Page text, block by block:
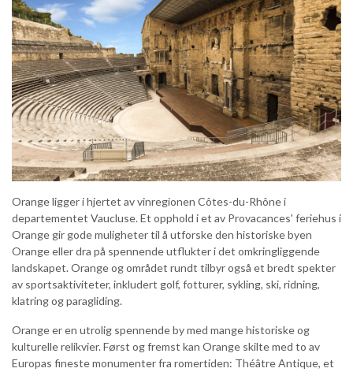
Orange ligger i hjertet av vinregionen Côtes-du-Rhône i
departementet Vaucluse. Et opphold i et av Provacances' feriehus i
Orange gir gode muligheter til å utforske den historiske byen
Orange eller dra på spennende utflukter i det omkringliggende
landskapet. Orange og området rundt tilbyr også et bredt spekter
av sportsaktiviteter, inkludert golf, fotturer, sykling, ski, ridning,
klatring og paragliding.
Orange er en utrolig spennende by med mange historiske og
kulturelle relikvier. Først og fremst kan Orange skilte med to av
Europas fineste monumenter fra romertiden: Théâtre Antique, et